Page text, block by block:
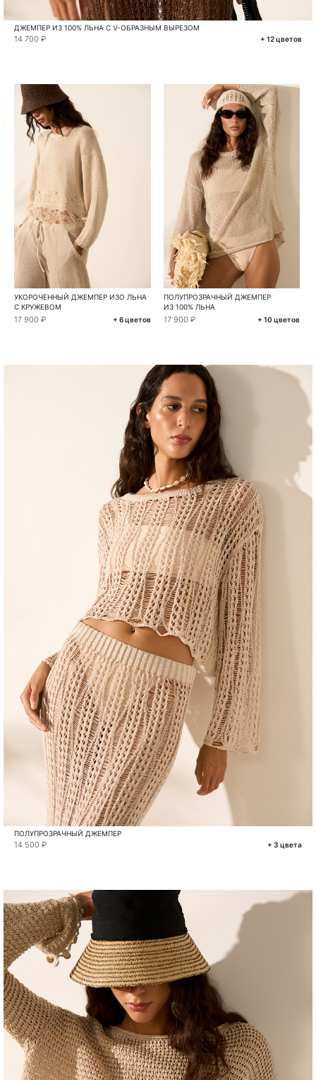
ДЖЕМПЕР ИЗ 100% ЛЬНА С V-ОБРАЗНЫМ ВЫРЕЗОМ
14 700 ₽ + 12 цветов
УКОРОЧЕННЫЙ ДЖЕМПЕР ИЗО ЛЬНА
С КРУЖЕВОМ
17 900 ₽ + 6 цветов
ПОЛУПРОЗРАЧНЫЙ ДЖЕМПЕР
ИЗ 100% ЛЬНА
17 900 ₽ + 10 цветов
ПОЛУПРОЗРАЧНЫЙ ДЖЕМПЕР
14 500 ₽ + 3 цвета